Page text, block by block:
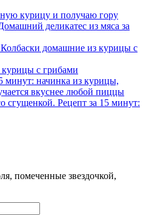
курицу и получаю гору
деликатес из мяса за
с грибами
минут: начинка из курицы,
вкуснее любой пиццы
сгущенкой. Рецепт за 15 минут:
помеченные звездочкой,